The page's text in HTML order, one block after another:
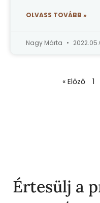
OLVASS TOVÁBB »
Nagy Márta
« Előző 1
Értesülj a